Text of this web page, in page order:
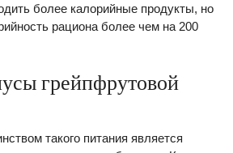
более калорийные продукты, но
рациона более чем на 200
грейпфрутовой
такого питания является